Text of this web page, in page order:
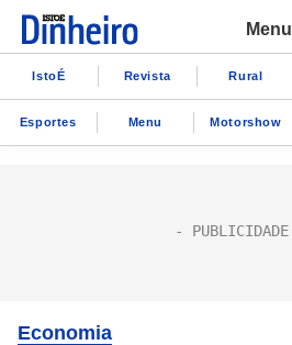
Menu
IstoÉ Revista Rural
Esportes Menu Motorshow
Economia